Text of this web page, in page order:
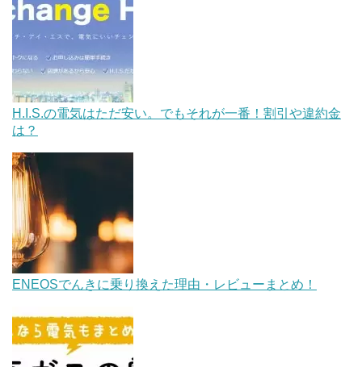
H.I.S.の電気はただ安い。でもそれが一番！割引や違約金
は？
ENEOSでんきに乗り換えた理由・レビューまとめ！